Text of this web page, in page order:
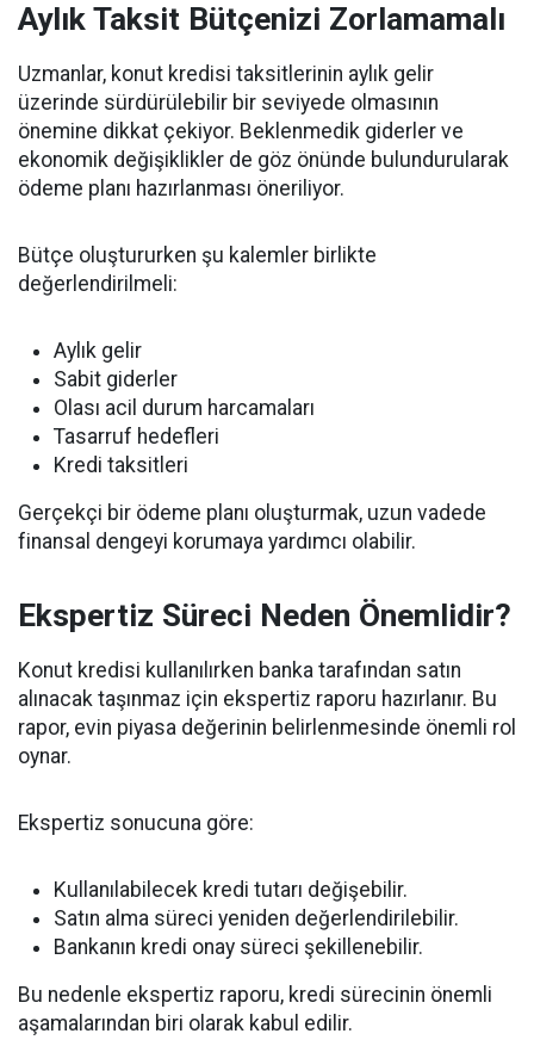
Aylık Taksit Bütçenizi Zorlamamalı
Uzmanlar, konut kredisi taksitlerinin aylık gelir
üzerinde sürdürülebilir bir seviyede olmasının
önemine dikkat çekiyor. Beklenmedik giderler ve
ekonomik değişiklikler de göz önünde bulundurularak
ödeme planı hazırlanması öneriliyor.
Bütçe oluştururken şu kalemler birlikte
değerlendirilmeli:
Aylık gelir
Sabit giderler
Olası acil durum harcamaları
Tasarruf hedefleri
Kredi taksitleri
Gerçekçi bir ödeme planı oluşturmak, uzun vadede
finansal dengeyi korumaya yardımcı olabilir.
Ekspertiz Süreci Neden Önemlidir?
Konut kredisi kullanılırken banka tarafından satın
alınacak taşınmaz için ekspertiz raporu hazırlanır. Bu
rapor, evin piyasa değerinin belirlenmesinde önemli rol
oynar.
Ekspertiz sonucuna göre:
Kullanılabilecek kredi tutarı değişebilir.
Satın alma süreci yeniden değerlendirilebilir.
Bankanın kredi onay süreci şekillenebilir.
Bu nedenle ekspertiz raporu, kredi sürecinin önemli
aşamalarından biri olarak kabul edilir.